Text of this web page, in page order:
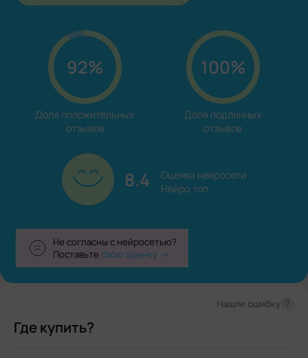
92%
Доля положительных
отзывов
100%
Доля подлинных
отзывов
8.4
Оценка нейросети
Нейро.топ
Не согласны с нейросетью?
Поставьтесвою оценку
Где купить?
Нашли ошибку